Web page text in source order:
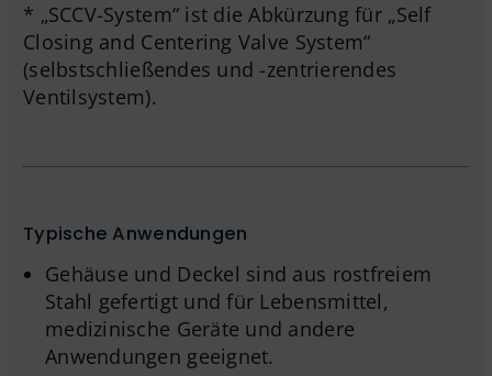
* „SCCV-System“ ist die Abkürzung für „Self
Closing and Centering Valve System“
(selbstschließendes und -zentrierendes
Ventilsystem).
Typische Anwendungen
Gehäuse und Deckel sind aus rostfreiem
Stahl gefertigt und für Lebensmittel,
medizinische Geräte und andere
Anwendungen geeignet.